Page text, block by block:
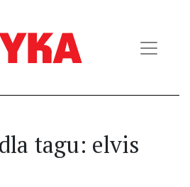
tagu: elvis